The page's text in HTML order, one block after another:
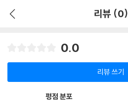
리뷰 (0)
0.0
리뷰 쓰기
평점 분포